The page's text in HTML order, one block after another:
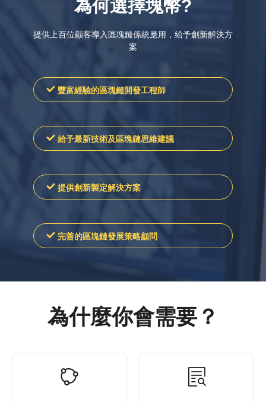
為何選擇塊幣?
提供上百位顧客導入區塊鏈係統應用，給予創新解決方
案
豐富經驗的區塊鏈開發工程師
給予最新技術及區塊鏈思維建議
提供創新製定解決方案
完善的區塊鏈發展策略顧問
為什麼你會需要？